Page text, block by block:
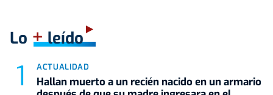
Lo +leído
ACTUALIDAD
Hallan muerto a un recién nacido en un armario